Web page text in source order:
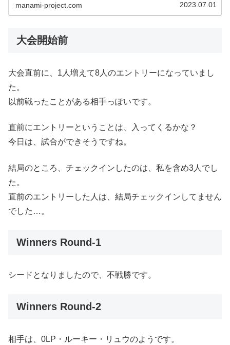
manami-project.com 2023.07.01
大会開始前
大会直前に、1人増えて8人のエントリーになっていまし
た。
以前戦ったことがある相手っぽいです。
直前にエントリーということは、入ってくるかな？
今日は、試合ができそうですね。
結局のところ、チェックインしたのは、私を含め3人でし
た。
直前のエントリーした人は、結局チェックインしてません
でした…。
Winners Round-1
シードとなりましたので、不戦勝です。
Winners Round-2
相手は、0LP・ルーキー・リュウのようです。